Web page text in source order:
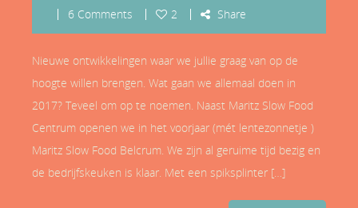
6 Comments
2 Share
Nieuwe ontwikkelingen waar we jullie graag van op de
hoogte willen brengen. Wat gaan we allemaal doen in
2017? Teveel om op te noemen. Naast Maritz Slow Food
Centrum openen we in het voorjaar (mét lentezonnetje )
Maritz Slow Food Belcrum. We zijn al geruime tijd bezig en
de bedrijfskeuken is klaar. Met een spiksplinter […]